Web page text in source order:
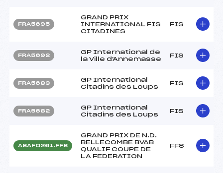
FRA5695
GRAND PRIX
INTERNATIONAL FIS
CITADINES
FIS
FRA5692
GP International de
la Ville d'Annemasse
FIS
FRA5683
GP International
Citadins des Loups
FIS
FRA5682
GP International
Citadins des Loups
FIS
ASAF0261.FFS
GRAND PRIX DE N.D.
BELLECOMBE BVAB
QUALIF COUPE DE
LA FEDERATION
FFS